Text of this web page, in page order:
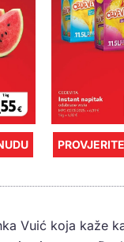
Vuić koja kaže